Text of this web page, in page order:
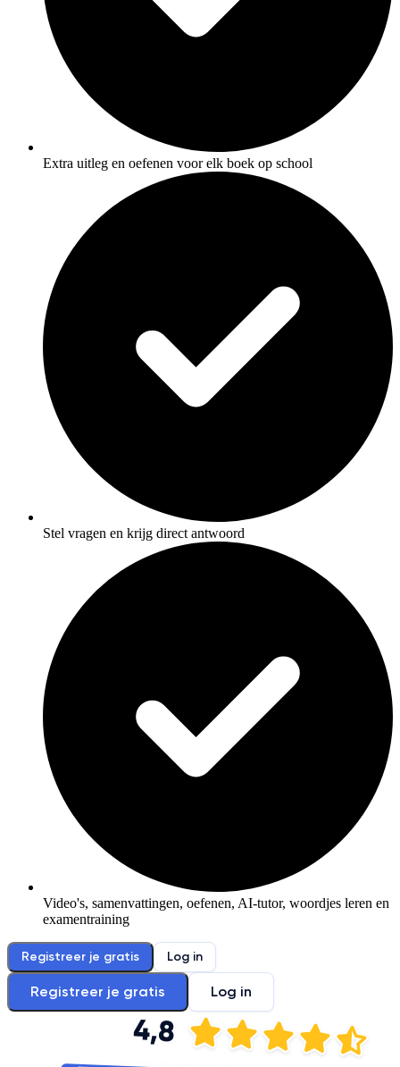
Extra uitleg en oefenen voor elk boek op school
Stel vragen en krijg direct antwoord
Video's, samenvattingen, oefenen, AI-tutor, woordjes leren en
examentraining
Registreer je gratis Log in
Registreer je gratis Log in